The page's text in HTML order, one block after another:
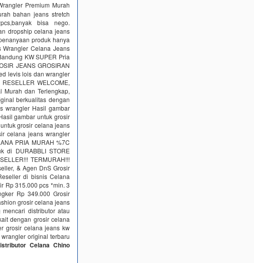
Premium Murah
bahan jeans stretch
bisa nego.
dropship celana jeans
produk hanya
Celana Jeans
KW SUPER Pria
JEANS GROSIRAN
levis lois dan wrangler
WELCOME,
Murah dan Terlengkap,
berkualitas dengan
wrangler Hasil gambar
gambar untuk grosir
grosir celana jeans
celana jeans wrangler
PRIA MURAH %7C
di DURABBLI STORE
TERMURAH!!!
& Agen DnS Grosir
di bisnis Celana
Rp 315.000 pcs *min. 3
Rp 349.000 Grosir
grosir celana jeans
distributor atau
dengan grosir celana
grosir celana jeans kw
original terbaru
Celana Chino